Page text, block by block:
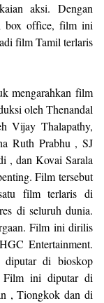
aksi. Dengan
box office, film ini
film Tamil terlaris
mengarahkan film
oleh Thenandal
Vijay Thalapathy,
Ruth Prabhu , SJ
, dan Kovai Sarala
Film tersebut
film terlaris di
di seluruh dunia.
Film ini dirilis
Entertainment.
diputar di bioskop
Film ini diputar di
, Tiongkok dan di